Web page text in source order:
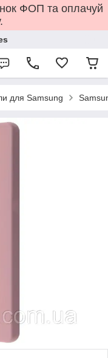
ФОП та оплачуй
для Samsung